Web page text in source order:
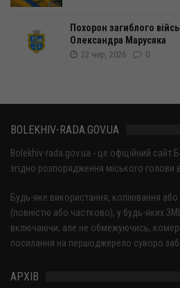
Похорон загиблого
Олександра Марусяка
22 чер, 2026 0
BOLEKHIV-RADA.GOV.UA
Bolekhiv-rada.gov.ua - це офіційний сайт
згідно розпорядження міського голови
Будь-яке використання, копіювання або
(повністю або частково), у будь-яких
включаючи, але не обмежуючись,
посилання на першоджерело суворо
АРХІВ